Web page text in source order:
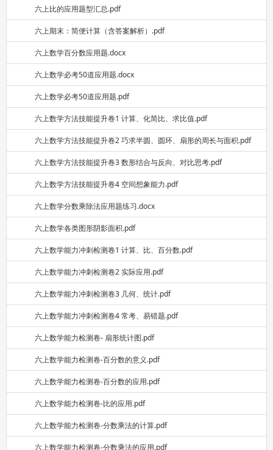
六上比的应用题型汇总.pdf
六上期末：简便计算（含答案解析）.pdf
六上数学百分数应用题.docx
六上数学必考50道应用题.docx
六上数学必考50道应用题.pdf
六上数学方法技能提升卷1 计算、化简比、求比值.pdf
六上数学方法技能提升卷2 巧求半圆、圆环、扇形的周长与面积.pdf
六上数学方法技能提升卷3 数形结合与反向、对比思考.pdf
六上数学方法技能提升卷4 空间想象能力.pdf
六上数学分数乘除法应用题练习.docx
六上数学各类图形阴影面积.pdf
六上数学能力冲刺检测卷1 计算、比、百分数.pdf
六上数学能力冲刺检测卷2 实际应用.pdf
六上数学能力冲刺检测卷3 几何、统计.pdf
六上数学能力冲刺检测卷4 常考、易错题.pdf
六上数学能力检测卷- 扇形统计图.pdf
六上数学能力检测卷-百分数的意义.pdf
六上数学能力检测卷-百分数的应用.pdf
六上数学能力检测卷-比的应用.pdf
六上数学能力检测卷-分数乘法的计算.pdf
六上数学能力检测卷-分数乘法的应用.pdf